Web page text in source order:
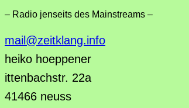
– Radio jenseits des Mainstreams –
mail@zeitklang.info
heiko hoeppener
ittenbachstr. 22a
41466 neuss